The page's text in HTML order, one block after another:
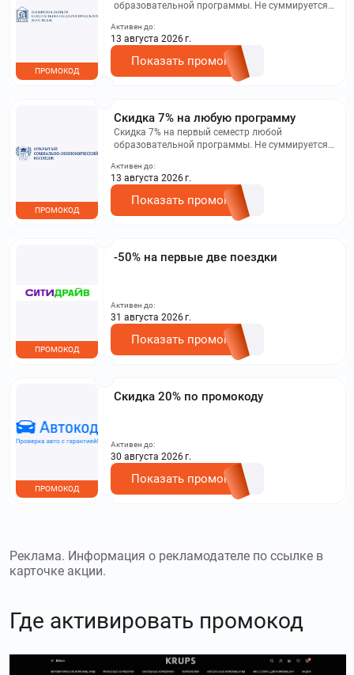
образовательной программы. Не суммируется с
на сайте.
ПРОМОКОД
Активен до:
13 августа 2026 г.
Показать промокод
Скидка 7% на любую программу
Скидка 7% на первый семестр любой
образовательной программы. Не суммируется с
на сайте.
ПРОМОКОД
Активен до:
13 августа 2026 г.
Показать промокод
-50% на первые две поездки
ПРОМОКОД
Активен до:
31 августа 2026 г.
Показать промокод
Скидка 20% по промокоду
ПРОМОКОД
Активен до:
30 августа 2026 г.
Показать промокод
Реклама. Информация о рекламодателе по ссылке в
карточке акции.
Где активировать промокод